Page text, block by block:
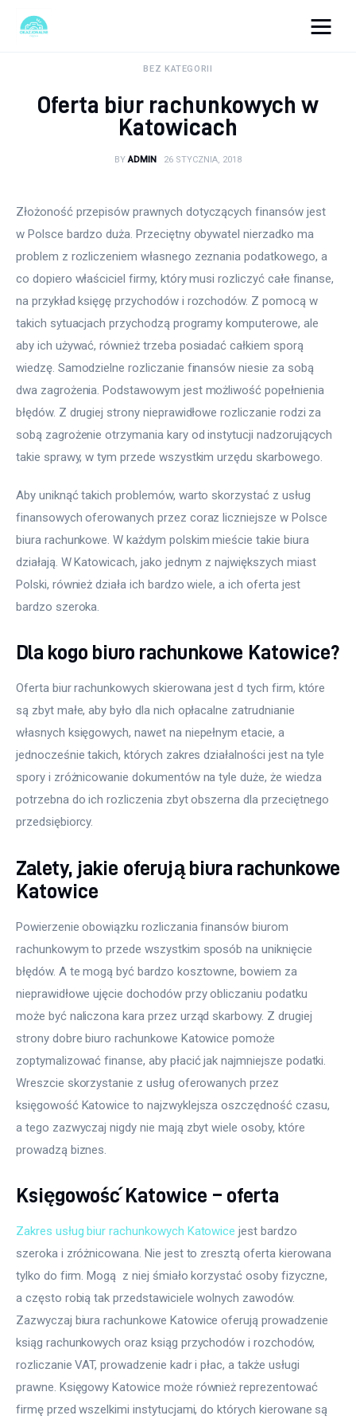
Turystyka
Uroda
Więcej
BEZ KATEGORII
Oferta biur rachunkowych w
Katowicach
BY ADMIN 26 STYCZNIA, 2018
Złożoność przepisów prawnych dotyczących finansów jest
w Polsce bardzo duża. Przeciętny obywatel nierzadko ma
problem z rozliczeniem własnego zeznania podatkowego, a
co dopiero właściciel firmy, który musi rozliczyć całe finanse,
na przykład księgę przychodów i rozchodów. Z pomocą w
takich sytuacjach przychodzą programy komputerowe, ale
aby ich używać, również trzeba posiadać całkiem sporą
wiedzę. Samodzielne rozliczanie finansów niesie za sobą
dwa zagrożenia. Podstawowym jest możliwość popełnienia
błędów. Z drugiej strony nieprawidłowe rozliczanie rodzi za
sobą zagrożenie otrzymania kary od instytucji nadzorujących
takie sprawy, w tym przede wszystkim urzędu skarbowego.
Aby uniknąć takich problemów, warto skorzystać z usług
finansowych oferowanych przez coraz liczniejsze w Polsce
biura rachunkowe. W każdym polskim mieście takie biura
działają. W Katowicach, jako jednym z największych miast
Polski, również działa ich bardzo wiele, a ich oferta jest
bardzo szeroka.
Dla kogo biuro rachunkowe Katowice?
Oferta biur rachunkowych skierowana jest d tych firm, które
są zbyt małe, aby było dla nich opłacalne zatrudnianie
własnych księgowych, nawet na niepełnym etacie, a
jednocześnie takich, których zakres działalności jest na tyle
spory i zróżnicowanie dokumentów na tyle duże, że wiedza
potrzebna do ich rozliczenia zbyt obszerna dla przeciętnego
przedsiębiorcy.
Zalety, jakie oferują biura rachunkowe
Katowice
Powierzenie obowiązku rozliczania finansów biurom
rachunkowym to przede wszystkim sposób na uniknięcie
błędów. A te mogą być bardzo kosztowne, bowiem za
nieprawidłowe ujęcie dochodów przy obliczaniu podatku
może być naliczona kara przez urząd skarbowy. Z drugiej
strony dobre biuro rachunkowe Katowice pomoże
zoptymalizować finanse, aby płacić jak najmniejsze podatki.
Wreszcie skorzystanie z usług oferowanych przez
księgowość Katowice to najzwyklejsza oszczędność czasu,
a tego zazwyczaj nigdy nie mają zbyt wiele osoby, które
prowadzą biznes.
Księgowość Katowice – oferta
Zakres usług biur rachunkowych Katowice jest bardzo
szeroka i zróżnicowana. Nie jest to zresztą oferta kierowana
tylko do firm. Mogą  z niej śmiało korzystać osoby fizyczne,
a często robią tak przedstawiciele wolnych zawodów.
Zazwyczaj biura rachunkowe Katowice oferują prowadzenie
ksiąg rachunkowych oraz ksiąg przychodów i rozchodów,
rozliczanie VAT, prowadzenie kadr i płac, a także usługi
prawne. Księgowy Katowice może również reprezentować
firmę przed wszelkimi instytucjami, do których kierowane są